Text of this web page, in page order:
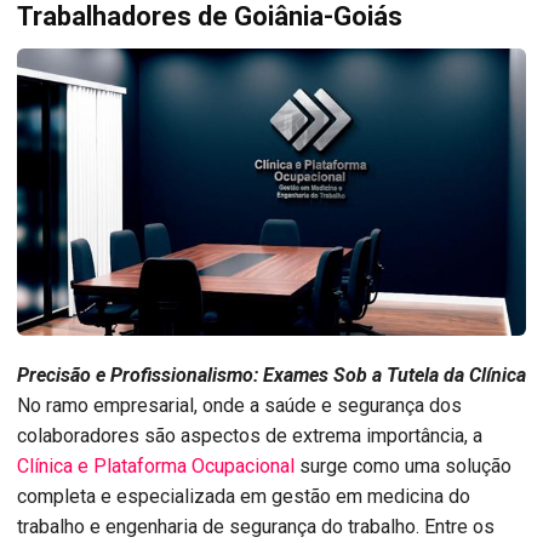
Trabalhadores de Goiânia-Goiás
Precisão e Profissionalismo: Exames Sob a Tutela da Clínica
No ramo empresarial, onde a saúde e segurança dos
colaboradores são aspectos de extrema importância, a
Clínica e Plataforma Ocupacional surge como uma solução
completa e especializada em gestão em medicina do
trabalho e engenharia de segurança do trabalho. Entre os